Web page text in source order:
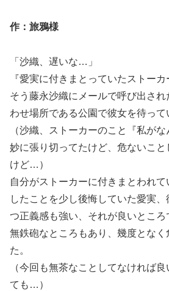
作：旅鴉様
「沙織、遅いな…」
『愛実に付きまとっていたストーカ
そう藤永沙織にメールで呼び出さ
わせ場所である公園で彼女を待って
（沙織、ストーカーのこと『私が
妙に張り切ってたけど、危ないこ
けど…）
自分がストーカーに付きまとわれ
したことを少し後悔していた愛実、
つ正義感も強い、それが良いとこ
無鉄砲なところもあり、幾度とな
た。
（今回も無茶なことしてなければ
ても…）